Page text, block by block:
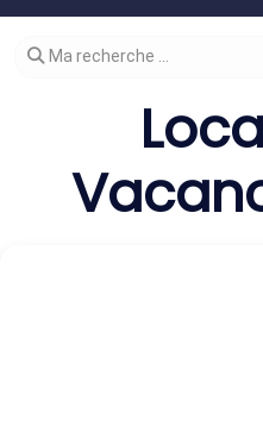
Modifier votre recherche
Ma recherche ...